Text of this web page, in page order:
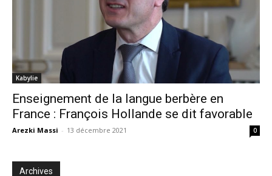
Kabylie
Enseignement de la langue berbère en
France : François Hollande se dit favorable
Arezki Massi - 13 décembre 2021 0
Archives